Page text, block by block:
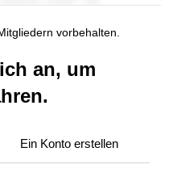
vorbehalten.
an, um
Ein Konto erstellen